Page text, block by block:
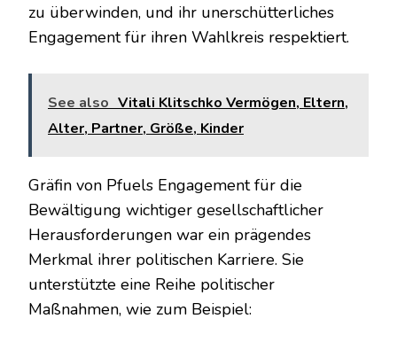
zu überwinden, und ihr unerschütterliches
Engagement für ihren Wahlkreis respektiert.
See also Vitali Klitschko Vermögen, Eltern,
Alter, Partner, Größe, Kinder
Gräfin von Pfuels Engagement für die
Bewältigung wichtiger gesellschaftlicher
Herausforderungen war ein prägendes
Merkmal ihrer politischen Karriere. Sie
unterstützte eine Reihe politischer
Maßnahmen, wie zum Beispiel: